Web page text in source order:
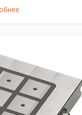
Может
также в
№ заказа ...